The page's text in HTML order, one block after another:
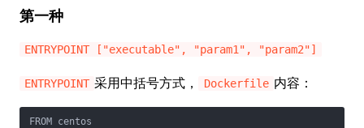
第一种
ENTRYPOINT ["executable", "param1", "param2"]
ENTRYPOINT 采用中括号方式， Dockerfile 内容：
FROM centos